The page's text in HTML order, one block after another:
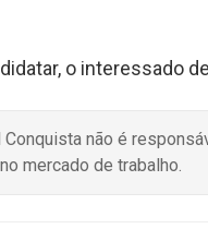
o interessado
Conquista não é
mercado de trabalho.